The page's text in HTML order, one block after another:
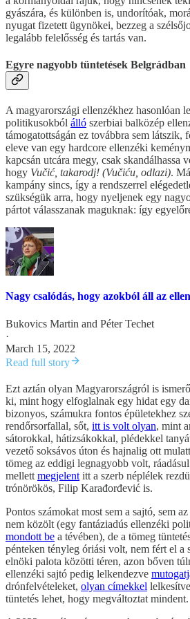
gyászára, és különben is, undorítóak,
nyugat fizetett ügynökei, bezzeg a
legalább felelősség és tartás van.
Egyre nagyobb tüntetések Belgrádban
A magyarországi ellenzékhez hasonlóan
politikusokból álló szerbiai balközép
támogatottságán ez továbbra sem látszik,
eleve van egy hardcore ellenzéki
kapcsán utcára megy, csak skandálhassa
hogy Vučić, takarodj! (Vučiću, odlazi).
kampány sincs, így a rendszerrel
szükségük arra, hogy nyeljenek egy
pártot válasszanak maguknak: így
Nagy csalódás, hogy azokból áll az
Bukovics Martin and Péter Techet
·
March 15, 2022
Read full story
Ezt aztán olyan Magyarországról is
ki, mint hogy elfoglalnak egy hidat egy
bizonyos, számukra fontos épületekhez
rendőrsorfallal, sőt, itt is volt olyan, mint
sátorokkal, hátizsákokkal, plédekkel
vezető soksávos úton és hajnalig ott
tömeg az eddigi legnagyobb volt,
mellett megjelent itt a szerb néplélek
trónörökös, Filip Karađorđević is.
Pontos számokat most sem a sajtó, sem
nem közölt (egy fantáziadús ellenzéki
mondott be a tévében), de a tömeg
pénteken tényleg óriási volt, nem fért el a
elnöki palota közötti téren, azon bőven
ellenzéki sajtó pedig lelkendezve
drónfelvételeket, olyan címekkel
tüntetés lehet, hogy megváltoztat mindent.